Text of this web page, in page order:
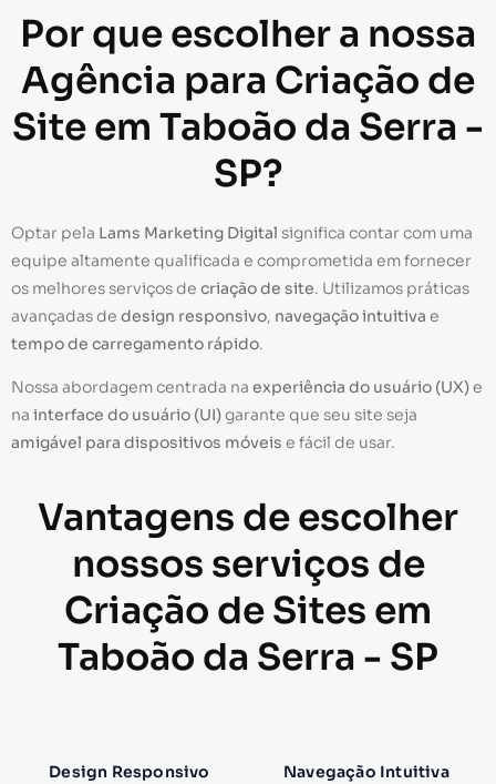
Por que escolher a nossa
Agência para Criação de
Site em Taboão da Serra -
SP?
Optar pela Lams Marketing Digital significa contar com uma
equipe altamente qualificada e comprometida em fornecer
os melhores serviços de criação de site. Utilizamos práticas
avançadas de design responsivo, navegação intuitiva e
tempo de carregamento rápido.
Nossa abordagem centrada na experiência do usuário (UX)e
na interface do usuário (UI)garante que seu site seja
amigável para dispositivos móveis e fácil de usar.
Vantagens de escolher
nossos serviços de
Criação de Sites em
Taboão da Serra - SP
Design Responsivo Navegação Intuitiva